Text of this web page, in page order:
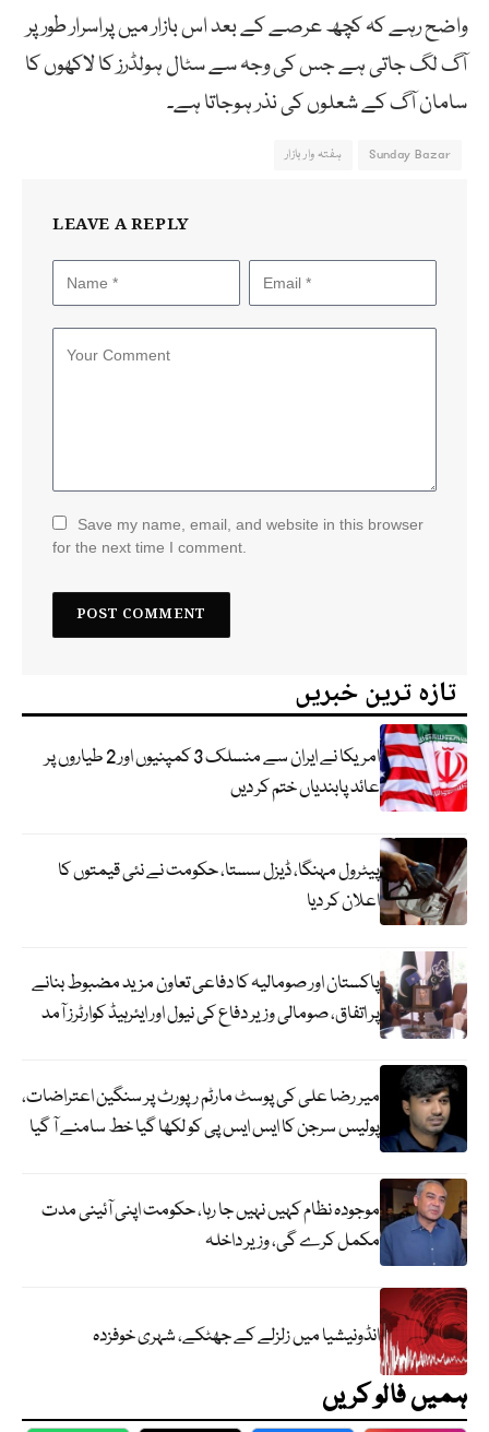
واضح رہے کہ کچھ عرصے کے بعد اس بازار میں پراسرار طور پر
آگ لگ جاتی ہے جس کی وجہ سے سٹال ہولڈرز کا لاکھوں کا
سامان آگ کے شعلوں کی نذر ہوجاتا ہے۔
Sunday Bazar ہفتہ وار بازار
LEAVE A REPLY
Save my name, email, and website in this browser
for the next time I comment.
تازہ ترین خبریں
امریکا نے ایران سے منسلک 3 کمپنیوں اور 2 طیاروں پر
عائد پابندیاں ختم کر دیں
پیٹرول مہنگا، ڈیزل سستا، حکومت نے نئی قیمتوں کا
اعلان کر دیا
پاکستان اور صومالیہ کا دفاعی تعاون مزید مضبوط بنانے
پر اتفاق، صومالی وزیر دفاع کی نیول اور ایئرہیڈ کوارٹرز آمد
میر رضا علی کی پوسٹ مارٹم رپورٹ پر سنگین اعتراضات،
پولیس سرجن کا ایس ایس پی کو لکھا گیا خط سامنے آ گیا
موجودہ نظام کہیں نہیں جا رہا، حکومت اپنی آئینی مدت
مکمل کرے گی، وزیر داخلہ
انڈونیشیا میں زلزلے کے جھٹکے، شہری خوفزدہ
ہمیں فالو کریں